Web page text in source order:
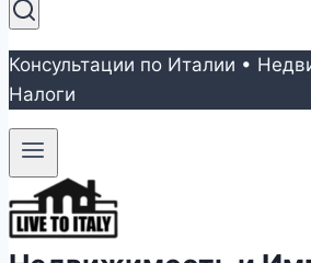
Консультации по Италии •
Налоги